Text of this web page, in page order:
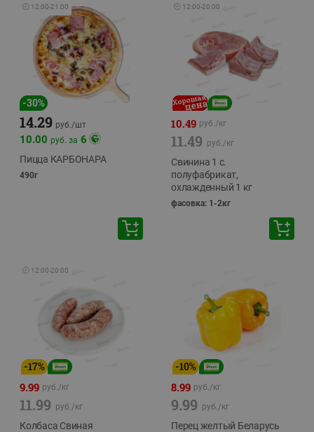
🕘 12:00-21:00
-30%
14.29 руб./шт
10.00 руб. за 6
Пицца КАРБОНАРА
490г
🕘 12:00-20:00
10.49 руб./кг
11.49 руб./кг
Свинина 1 с.
полуфабрикат,
охлажденный 1 кг
фасовка: 1-2кг
🕘 12:00-20:00
-17%
9.99 руб./кг
11.99 руб./кг
Колбаса Свиная
-10%
8.99 руб./кг
9.99 руб./кг
Перец желтый Беларусь